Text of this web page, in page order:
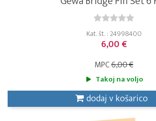
Kat. št. : 24998400
6,00 €
MPC6,00 €
Takoj na voljo
dodaj v košarico